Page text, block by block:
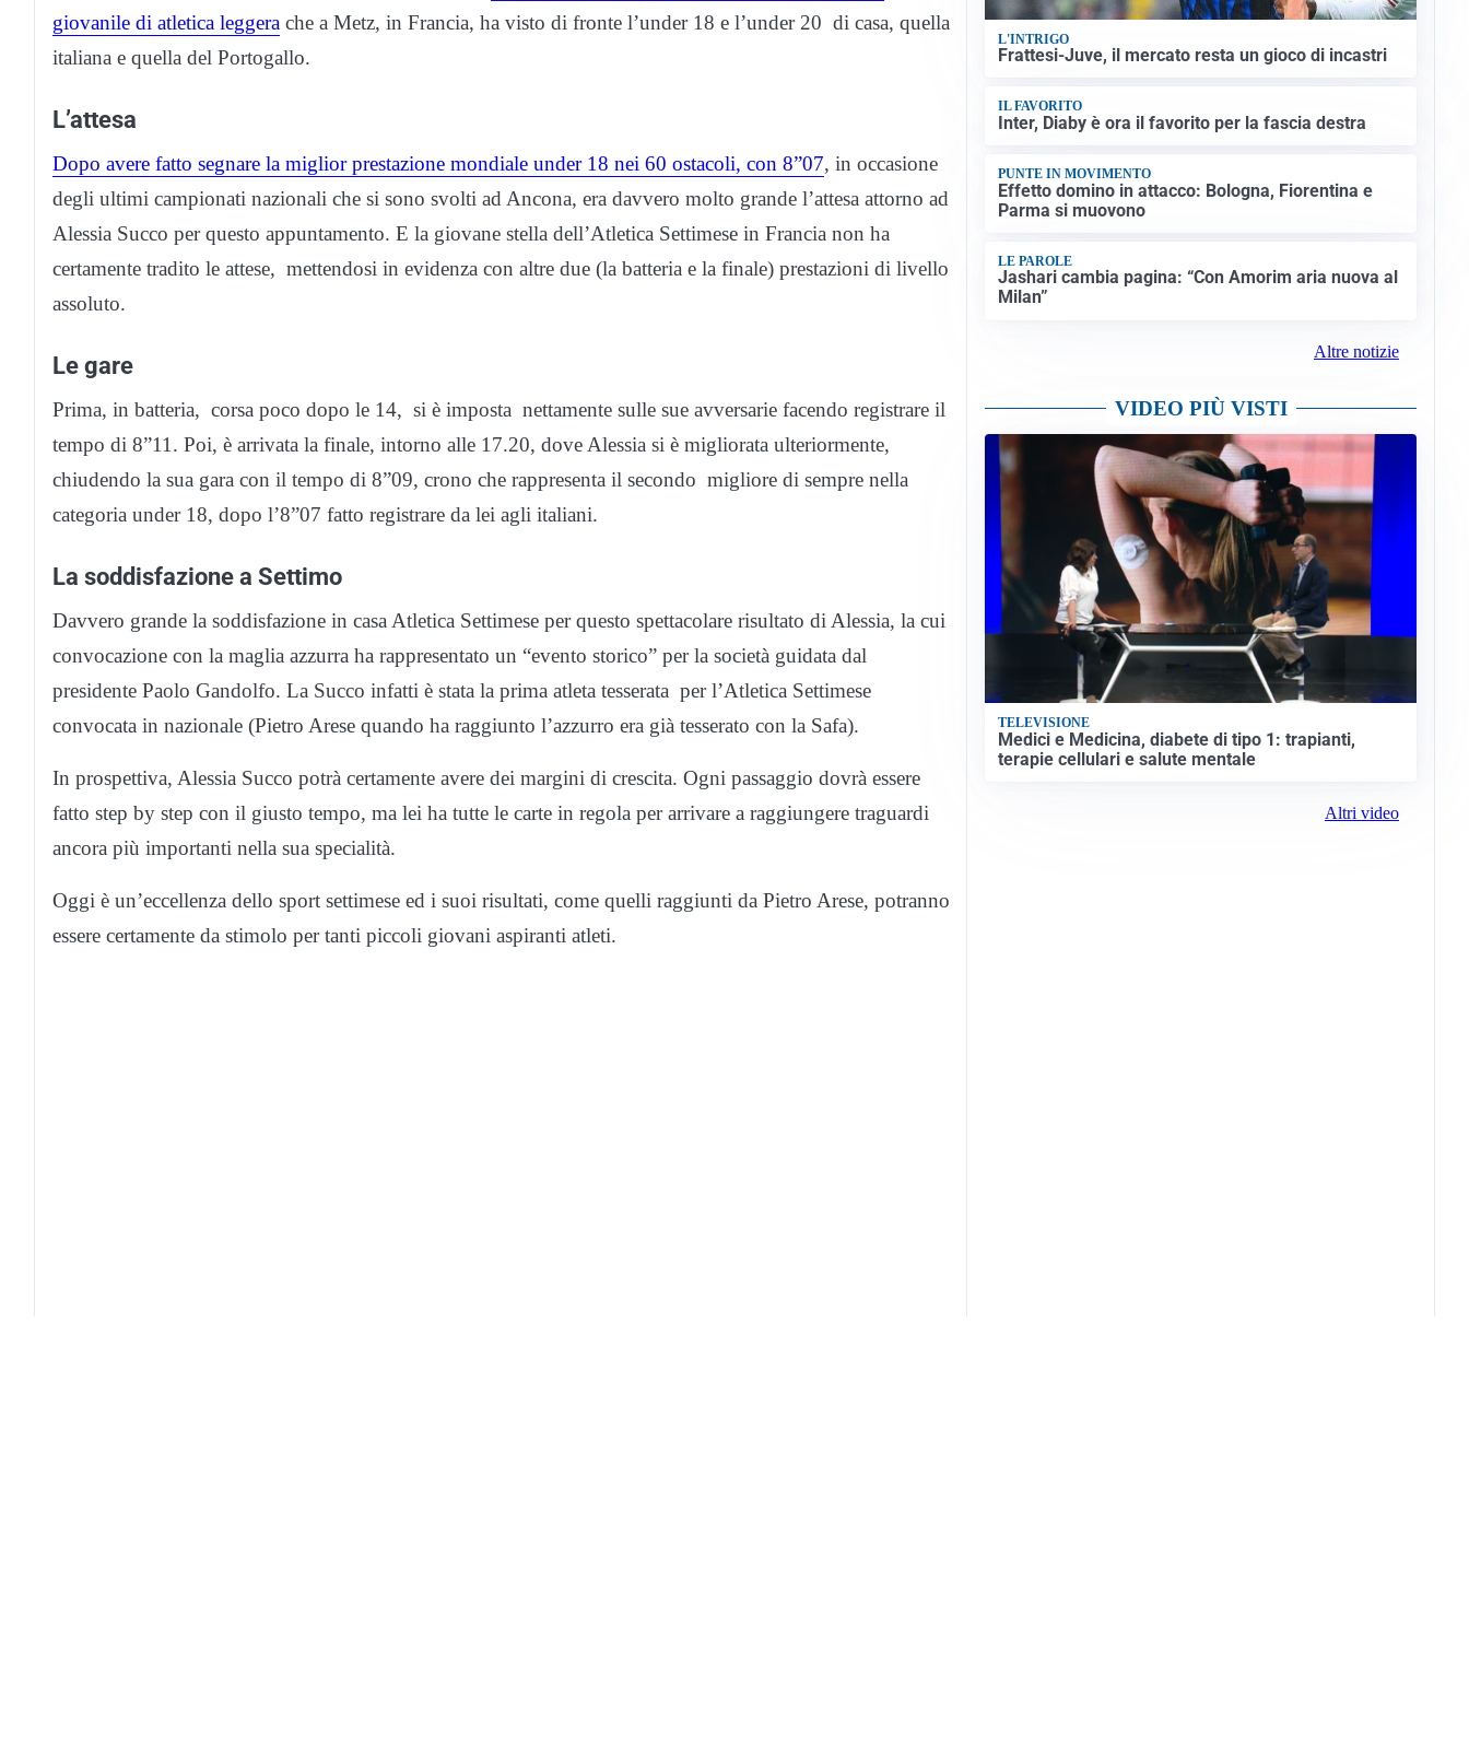
giovanile di atletica leggera che a Metz, in Francia, ha visto di fronte l’under 18 e l’under 20 di casa, quella
italiana e quella del Portogallo.
L’attesa
Dopo avere fatto segnare la miglior prestazione mondiale under 18 nei 60 ostacoli, con 8”07, in occasione
degli ultimi campionati nazionali che si sono svolti ad Ancona, era davvero molto grande l’attesa attorno ad
Alessia Succo per questo appuntamento. E la giovane stella dell’Atletica Settimese in Francia non ha
certamente tradito le attese, mettendosi in evidenza con altre due (la batteria e la finale) prestazioni di livello
assoluto.
Le gare
Prima, in batteria, corsa poco dopo le 14, si è imposta nettamente sulle sue avversarie facendo registrare il
tempo di 8”11. Poi, è arrivata la finale, intorno alle 17.20, dove Alessia si è migliorata ulteriormente,
chiudendo la sua gara con il tempo di 8”09, crono che rappresenta il secondo migliore di sempre nella
categoria under 18, dopo l’8”07 fatto registrare da lei agli italiani.
La soddisfazione a Settimo
Davvero grande la soddisfazione in casa Atletica Settimese per questo spettacolare risultato di Alessia, la cui
convocazione con la maglia azzurra ha rappresentato un “evento storico” per la società guidata dal
presidente Paolo Gandolfo. La Succo infatti è stata la prima atleta tesserata per l’Atletica Settimese
convocata in nazionale (Pietro Arese quando ha raggiunto l’azzurro era già tesserato con la Safa).
In prospettiva, Alessia Succo potrà certamente avere dei margini di crescita. Ogni passaggio dovrà essere
fatto step by step con il giusto tempo, ma lei ha tutte le carte in regola per arrivare a raggiungere traguardi
ancora più importanti nella sua specialità.
Oggi è un’eccellenza dello sport settimese ed i suoi risultati, come quelli raggiunti da Pietro Arese, potranno
essere certamente da stimolo per tanti piccoli giovani aspiranti atleti.
L'INTRIGO
Frattesi-Juve, il mercato resta un gioco di incastri
IL FAVORITO
Inter, Diaby è ora il favorito per la fascia destra
PUNTE IN MOVIMENTO
Effetto domino in attacco: Bologna, Fiorentina e
Parma si muovono
LE PAROLE
Jashari cambia pagina: “Con Amorim aria nuova al
Milan”
Altre notizie
VIDEO PIÙ VISTI
TELEVISIONE
Medici e Medicina, diabete di tipo 1: trapianti,
terapie cellulari e salute mentale
Altri video